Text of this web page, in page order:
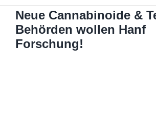
Neue Cannabinoide &
Behörden wollen Hanf
Forschung!